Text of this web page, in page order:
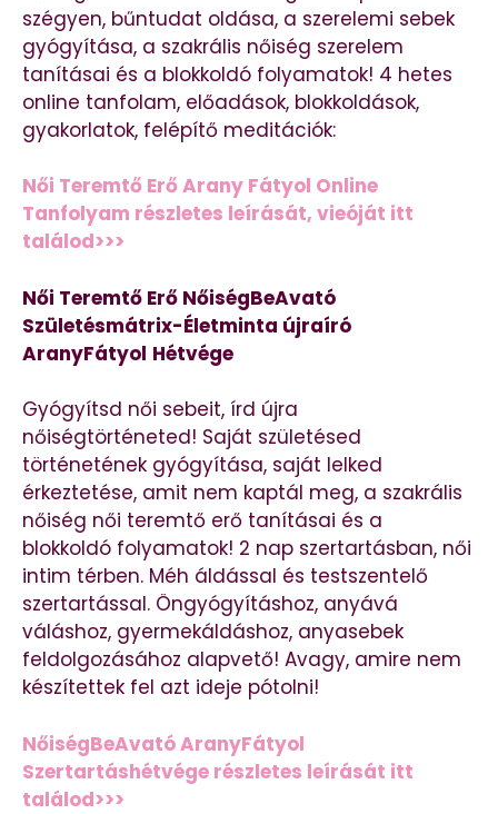
szégyen, bűntudat oldása, a szerelemi sebek
gyógyítása, a szakrális nőiség szerelem
tanításai és a blokkoldó folyamatok! 4 hetes
online tanfolam, előadások, blokkoldások,
gyakorlatok, felépítő meditációk:
Női Teremtő Erő Arany Fátyol Online
Tanfolyam részletes leírását, vieóját itt
találod>>>
Női Teremtő Erő NőiségBeAvató
Születésmátrix-Életminta újraíró
AranyFátyol Hétvége
Gyógyítsd női sebeit, írd újra
nőiségtörténeted! Saját születésed
történetének gyógyítása, saját lelked
érkeztetése, amit nem kaptál meg, a szakrális
nőiség női teremtő erő tanításai és a
blokkoldó folyamatok! 2 nap szertartásban, női
intim térben. Méh áldással és testszentelő
szertartással. Öngyógyításhoz, anyává
váláshoz, gyermekáldáshoz, anyasebek
feldolgozásához alapvető! Avagy, amire nem
készítettek fel azt ideje pótolni!
NőiségBeAvató AranyFátyol
Szertartáshétvége részletes leírását itt
találod>>>